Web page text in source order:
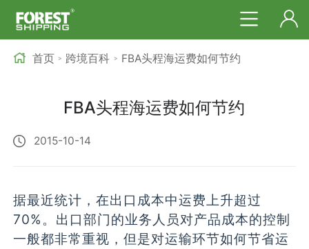
首页 > 跨境百科 > FBA头程海运费如何节约
FBA头程海运费如何节约
2015-10-14
据最近统计，在出口成本中运费上升超过
70%。出口部门的业务人员对产品成本的控制
一般都非常重视，但是对运输环节如何节省运